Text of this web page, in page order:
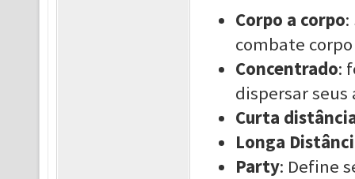
Corpo a corpo:
combate
Concentrado:
dispersar
Curta
Longa
Party: Define